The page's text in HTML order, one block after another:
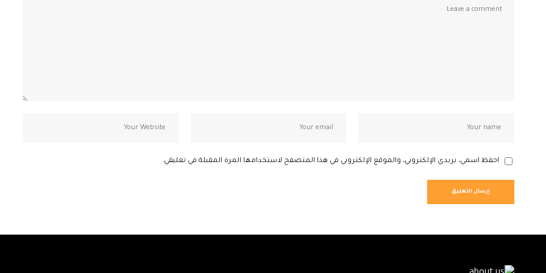
احفظ اسمي، بريدي الإلكتروني، والموقع الإلكتروني في هذا المتصفح لاستخدامها المرة المقبلة في تعليقي.